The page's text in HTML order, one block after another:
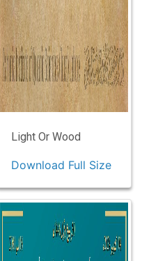
Light Or Wood
Download Full Size